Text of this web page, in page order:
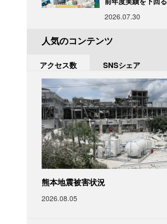
2026.07.30
人気のコンテンツ
アクセス数 SNSシェア
熊本地震被害状況
2026.08.05